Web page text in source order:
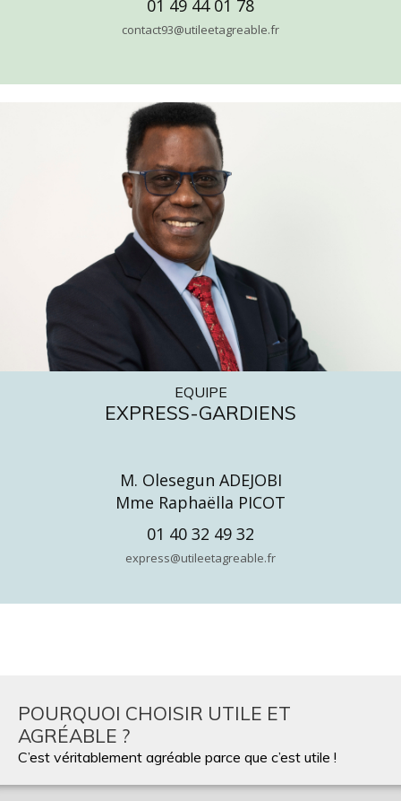
01 49 44 01 78
contact93@utileetagreable.fr
EQUIPE
EXPRESS-GARDIENS
M. Olesegun ADEJOBI
Mme Raphaëlla PICOT
01 40 32 49 32
express@utileetagreable.fr
POURQUOI CHOISIR UTILE ET
AGRÉABLE ?
C’est véritablement agréable parce que c’est utile !